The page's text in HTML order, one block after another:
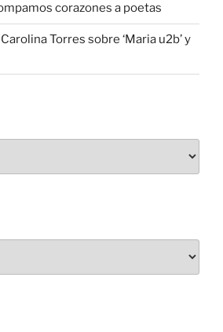
corazones a poetas
Torres sobre ‘Maria u2b’ y